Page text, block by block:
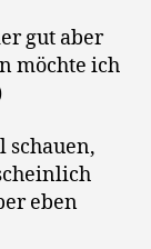
gut aber
möchte ich
schauen,
eben